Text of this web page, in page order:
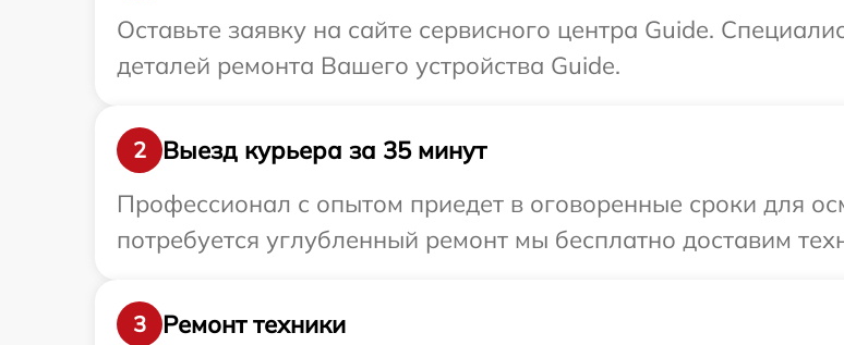
Оставьте заявку на сайте сервисного центра Guide.
деталей ремонта Вашего устройства Guide.
2
Выезд курьера за 35 минут
Профессионал с опытом приедет в оговоренные сроки для
потребуется углубленный ремонт мы бесплатно доставим
3
Ремонт техники